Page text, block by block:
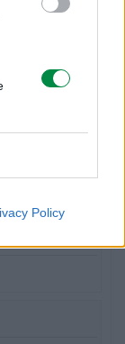
Policy
C782n,